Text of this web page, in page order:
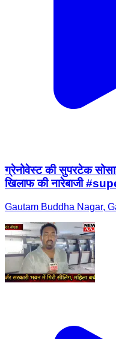
ग्रेनोवेस्ट की सुपरटेक
खिलाफ की नारेबाजी
Gautam Buddha Nagar,